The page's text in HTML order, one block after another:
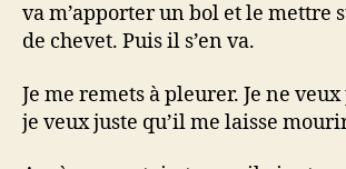
va m’apporter un bol et le mettre
de chevet. Puis il s’en va.
Je me remets à pleurer. Je ne
je veux juste qu’il me laisse